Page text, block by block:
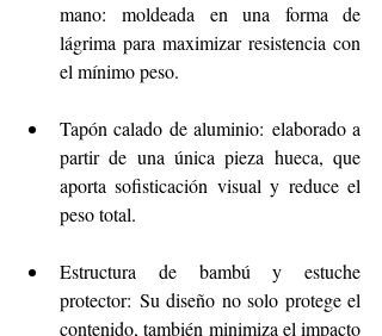
mano: moldeada en una forma de
lágrima para maximizar resistencia con
el mínimo peso.
Tapón calado de aluminio: elaborado a
partir de una única pieza hueca, que
aporta sofisticación visual y reduce el
peso total.
Estructura de bambú y estuche
protector: Su diseño no solo protege el
contenido, también minimiza el impacto